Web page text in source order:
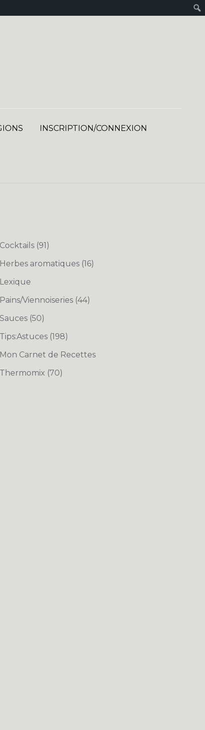
INSCRIPTION/CONNEXION
Cocktails (91)
Herbes aromatiques (16)
Lexique
Pains/Viennoiseries (44)
Sauces (50)
Tips:Astuces (198)
Mon Carnet de Recettes
Thermomix (70)